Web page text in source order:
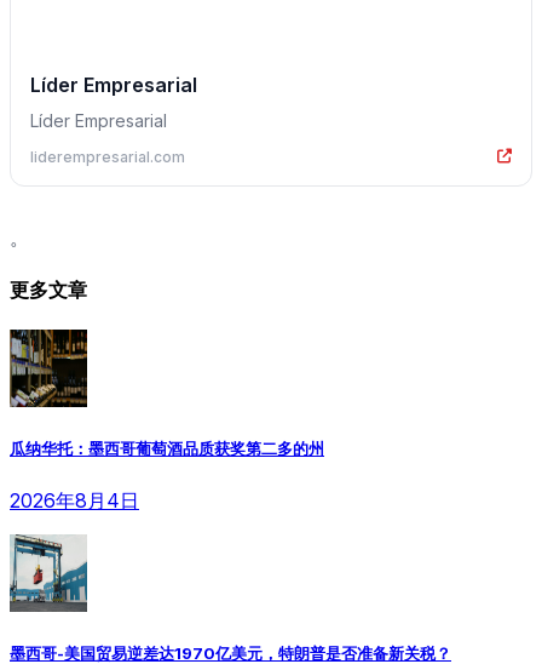
Líder Empresarial
Líder Empresarial
liderempresarial.com
。
更多文章
瓜纳华托：墨西哥葡萄酒品质获奖第二多的州
2026年8月4日
墨西哥-美国贸易逆差达1970亿美元，特朗普是否准备新关税？